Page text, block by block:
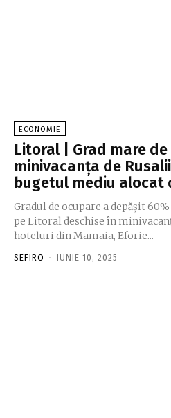
ECONOMIE
Litoral | Grad mare
minivacanţa de
bugetul mediu alocat
Gradul de ocupare a depăşit
pe Litoral deschise în
hoteluri din Mamaia, Eforie...
SEFIRO - IUNIE 10, 2025